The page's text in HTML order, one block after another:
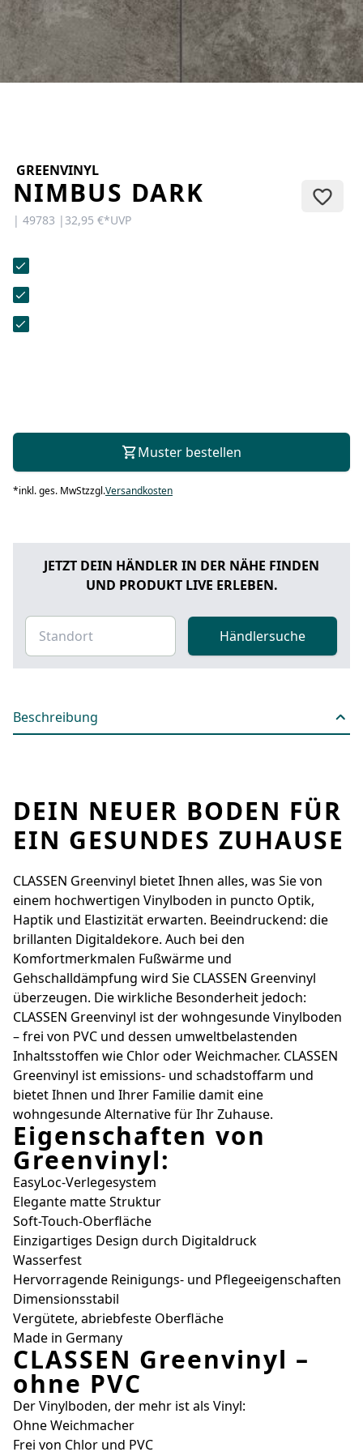
KONTAKT
Sie haben Fragen oder wünschen
eine persönliche Beratung?
Unser Team ist für Sie da –
unser Kontaktformular.
GREENVINYL
NIMBUS DARK
| 49783 |32,95 €*UVP
Muster bestellen
*inkl. ges. MwStzzgl.Versandkosten
JETZT DEIN HÄNDLER IN DER NÄHE FINDEN
UND PRODUKT LIVE ERLEBEN.
Händlersuche
Beschreibung
DEIN NEUER BODEN FÜR
EIN GESUNDES ZUHAUSE
CLASSEN Greenvinyl bietet Ihnen alles, was Sie von
einem hochwertigen Vinylboden in ­puncto Optik,
Haptik und Elastizität erwarten. Beeindruckend: die
brillanten Digital­dekore. Auch bei den
Komfortmerkmalen Fußwärme und
Gehschalldämpfung wird Sie ­CLASSEN Greenvinyl
überzeugen. Die wirkliche ­Besonderheit jedoch:
CLASSEN Greenvinyl ist der wohngesunde Vinylboden
– frei von PVC und dessen umwelt­belastenden
Inhaltsstoffen wie Chlor oder Weichmacher. CLASSEN
Greenvinyl ist emissions- und schadstoffarm und
bietet Ihnen und Ihrer Familie damit eine
wohngesunde Alternative für Ihr Zuhause.
Eigenschaften von
Greenvinyl:
EasyLoc-Verlegesystem
Elegante matte Struktur
Soft-Touch-Oberfläche
Einzigartiges Design durch Digitaldruck
Wasserfest
Hervorragende Reinigungs- und Pflegeeigenschaften
Dimensionsstabil
Vergütete, abriebfeste Oberfläche
Made in Germany
CLASSEN Greenvinyl –
ohne PVC
Der Vinylboden, der mehr ist als Vinyl:
Ohne Weichmacher
Frei von Chlor und PVC